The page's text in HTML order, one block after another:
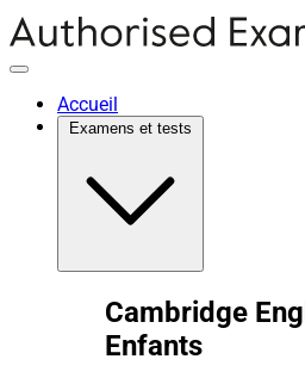
Accueil
Cambridge
Enfants